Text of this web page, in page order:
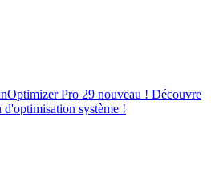
Pro 29 nouveau ! Découvre
système !